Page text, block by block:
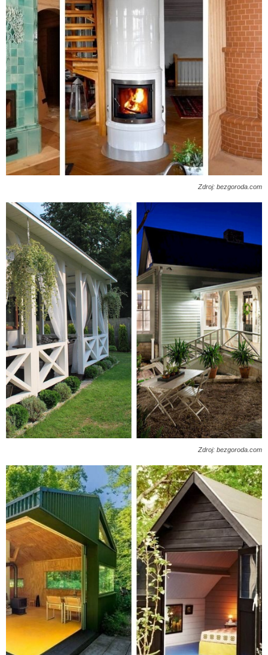
Zdroj: bezgoroda.com
Zdroj: bezgoroda.com